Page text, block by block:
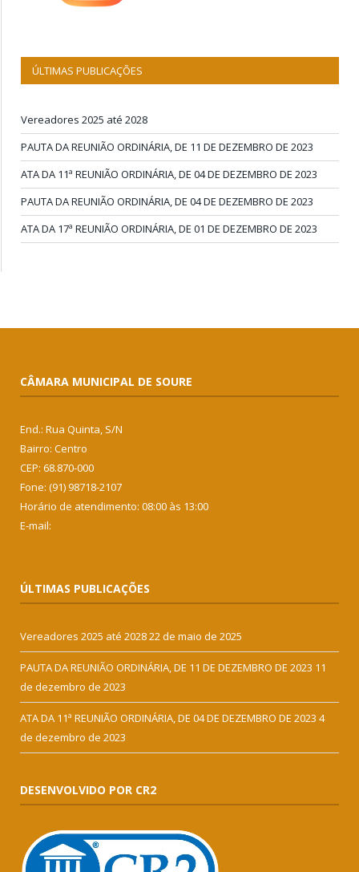
ÚLTIMAS PUBLICAÇÕES
Vereadores 2025 até 2028
PAUTA DA REUNIÃO ORDINÁRIA, DE 11 DE DEZEMBRO DE 2023
ATA DA 11ª REUNIÃO ORDINÁRIA, DE 04 DE DEZEMBRO DE 2023
PAUTA DA REUNIÃO ORDINÁRIA, DE 04 DE DEZEMBRO DE 2023
ATA DA 17ª REUNIÃO ORDINÁRIA, DE 01 DE DEZEMBRO DE 2023
CÂMARA MUNICIPAL DE SOURE
End.: Rua Quinta, S/N
Bairro: Centro
CEP: 68.870-000
Fone: (91) 98718-2107
Horário de atendimento: 08:00 às 13:00
E-mail:
ÚLTIMAS PUBLICAÇÕES
Vereadores 2025 até 202822 de maio de 2025
PAUTA DA REUNIÃO ORDINÁRIA, DE 11 DE DEZEMBRO DE 2023 11
de dezembro de 2023
ATA DA 11ª REUNIÃO ORDINÁRIA, DE 04 DE DEZEMBRO DE 2023 4
de dezembro de 2023
DESENVOLVIDO POR CR2